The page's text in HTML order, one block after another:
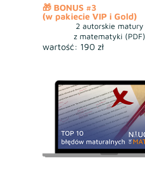
🎁 BONUS #3
(w pakiecie VIP i Gold)
2 autorskie matury
z matematyki (PDF)
wartość: 190 zł